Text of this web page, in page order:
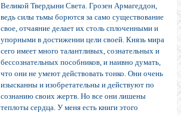
Великой Твердыни Света. Грозен Армагеддон,
ведь силы тьмы борются за само существование
свое, отчаяние делает их столь сплоченными и
упорными в достижении цели своей. Князь мира
сего имеет много талантливых, сознательных и
бессознательных пособников, и наивно думать,
что они не умеют действовать тонко. Они очень
изысканны и изобретательны и действуют по
сознанию своих жертв. Но все они лишены
теплоты сердца. У меня есть книги этого